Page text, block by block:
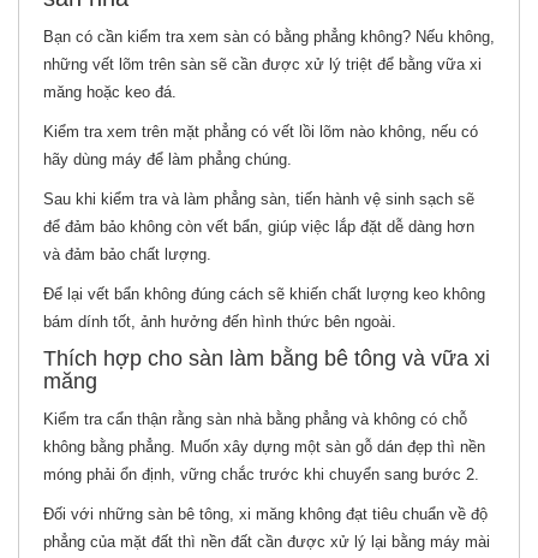
Bạn có cần kiểm tra xem sàn có bằng phẳng không? Nếu không,
những vết lõm trên sàn sẽ cần được xử lý triệt để bằng vữa xi
măng hoặc keo đá.
Kiểm tra xem trên mặt phẳng có vết lồi lõm nào không, nếu có
hãy dùng máy để làm phẳng chúng.
Sau khi kiểm tra và làm phẳng sàn, tiến hành vệ sinh sạch sẽ
để đảm bảo không còn vết bẩn, giúp việc lắp đặt dễ dàng hơn
và đảm bảo chất lượng.
Để lại vết bẩn không đúng cách sẽ khiến chất lượng keo không
bám dính tốt, ảnh hưởng đến hình thức bên ngoài.
Thích hợp cho sàn làm bằng bê tông và vữa xi
măng
Kiểm tra cẩn thận rằng sàn nhà bằng phẳng và không có chỗ
không bằng phẳng. Muốn xây dựng một sàn gỗ dán đẹp thì nền
móng phải ổn định, vững chắc trước khi chuyển sang bước 2.
Đối với những sàn bê tông, xi măng không đạt tiêu chuẩn về độ
phẳng của mặt đất thì nền đất cần được xử lý lại bằng máy mài